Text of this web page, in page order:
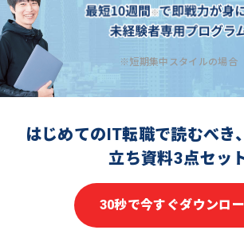
※短期集中スタイルの場合
はじめてのIT転職で読むべき
立ち資料3点セッ
30秒で今すぐダウンロ